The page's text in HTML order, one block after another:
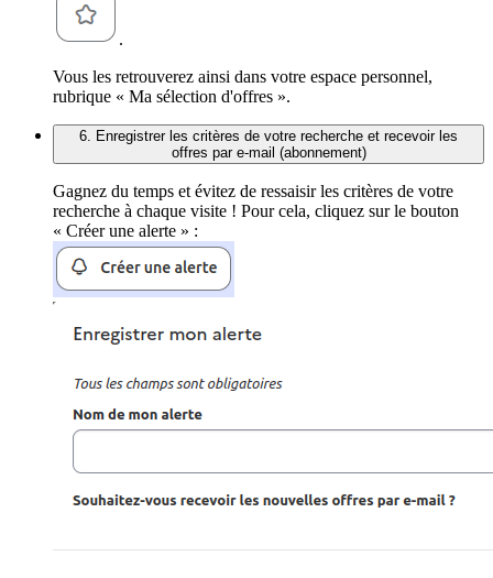
.
Vous les retrouverez ainsi dans votre espace personnel,
rubrique « Ma sélection d'offres ».
6. Enregistrer les critères de votre recherche et recevoir les
offres par e-mail (abonnement)
Gagnez du temps et évitez de ressaisir les critères de votre
recherche à chaque visite ! Pour cela, cliquez sur le bouton
« Créer une alerte » :